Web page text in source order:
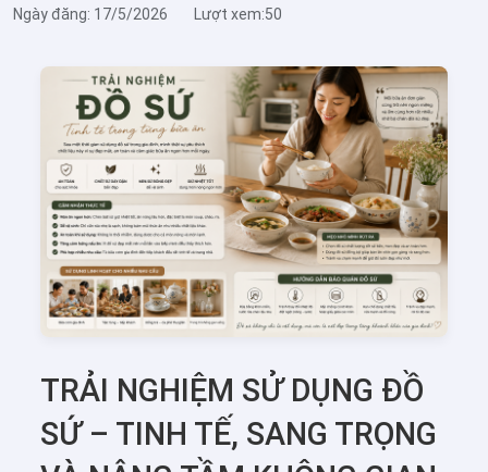
Ngày đăng: 17/5/2026 Lượt xem:50
TRẢI NGHIỆM SỬ DỤNG ĐỒ
SỨ – TINH TẾ, SANG TRỌNG